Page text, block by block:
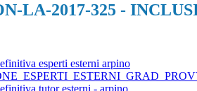
LA-2017-325 -
esperti esterni arpino